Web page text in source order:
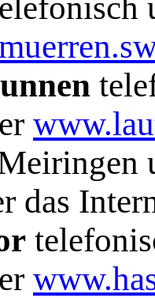
das